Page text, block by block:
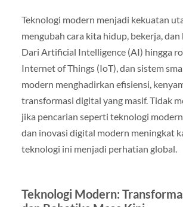
Teknologi modern menjadi kekuatan
mengubah cara kita hidup, bekerja, dan
Dari Artificial Intelligence (AI) hingga
Internet of Things (IoT), dan sistem
modern menghadirkan efisiensi,
transformasi digital yang masif. Tidak
jika pencarian seperti teknologi
dan inovasi digital modern meningkat
teknologi ini menjadi perhatian global.
Teknologi Modern: